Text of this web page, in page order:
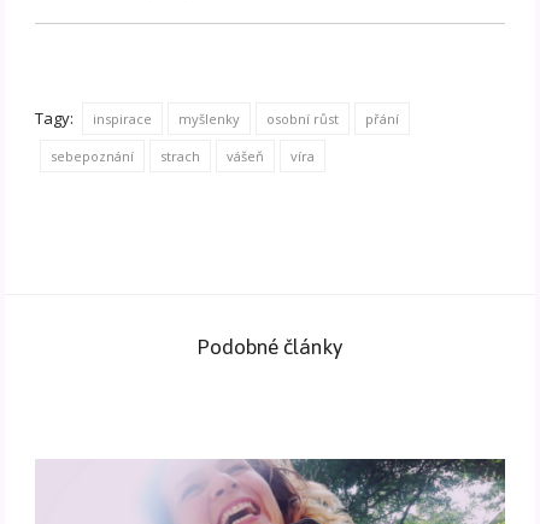
Tagy: inspirace myšlenky osobní růst přání
sebepoznání strach vášeň víra
Podobné články